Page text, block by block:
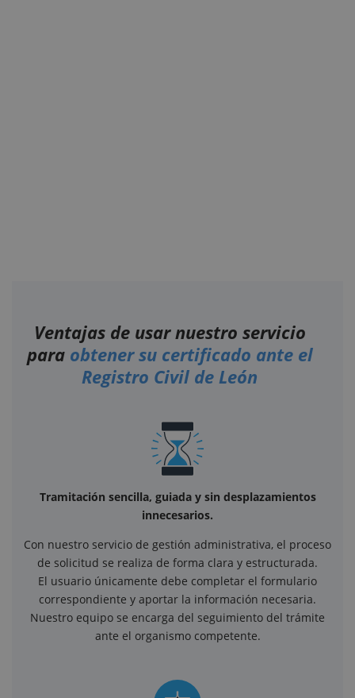
Ventajas de usar nuestro servicio
para obtener su certificado ante el
Registro Civil de León
Tramitación sencilla, guiada y sin desplazamientos
innecesarios.
Con nuestro servicio de gestión administrativa, el proceso
de solicitud se realiza de forma clara y estructurada.
El usuario únicamente debe completar el formulario
correspondiente y aportar la información necesaria.
Nuestro equipo se encarga del seguimiento del trámite
ante el organismo competente.